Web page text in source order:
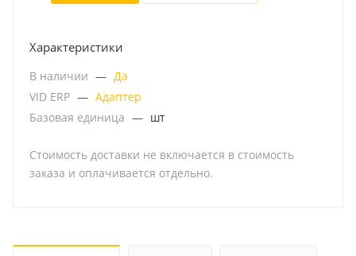
Характеристики
В наличии — Да
VID ERP — Адаптер
Базовая единица — шт
Стоимость доставки не включается в стоимость
заказа и оплачивается отдельно.